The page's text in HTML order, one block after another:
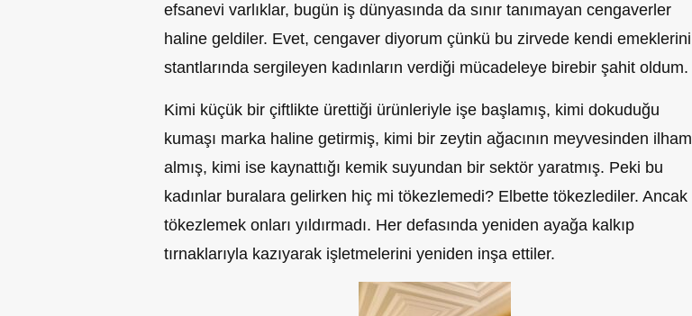
efsanevi varlıklar, bugün iş dünyasında da sınır tanımayan cengaverler
haline geldiler. Evet, cengaver diyorum çünkü bu zirvede kendi emeklerini
stantlarında sergileyen kadınların verdiği mücadeleye birebir şahit oldum.
Kimi küçük bir çiftlikte ürettiği ürünleriyle işe başlamış, kimi dokuduğu
kumaşı marka haline getirmiş, kimi bir zeytin ağacının meyvesinden ilham
almış, kimi ise kaynattığı kemik suyundan bir sektör yaratmış. Peki bu
kadınlar buralara gelirken hiç mi tökezlemedi? Elbette tökezlediler. Ancak
tökezlemek onları yıldırmadı. Her defasında yeniden ayağa kalkıp
tırnaklarıyla kazıyarak işletmelerini yeniden inşa ettiler.